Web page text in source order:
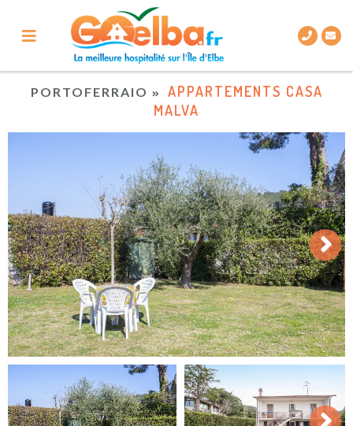
PORTOFERRAIO
APPARTEMENTS CASA
MALVA
Next